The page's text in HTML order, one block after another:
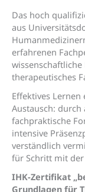
Das hoch
aus
erfahrenen
therapeutisches
Effektives
Austausch:
fachpraktische
intensive
verständlich
für Schritt mit
IHK-Zertifikat
Grundlagen für